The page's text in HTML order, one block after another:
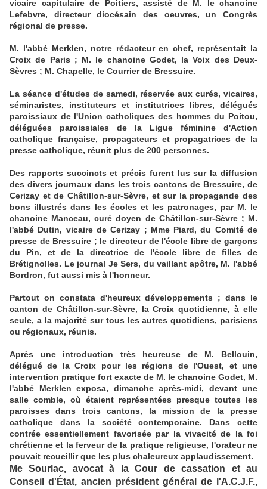
vicaire capitulaire de Poitiers, assisté de M. le chanoine
Lefebvre, directeur diocésain des oeuvres, un Congrès
régional de presse.
M. l'abbé Merklen, notre rédacteur en chef, représentait la
Croix de Paris ; M. le chanoine Godet, la Voix des Deux-
Sèvres ; M. Chapelle, le Courrier de Bressuire.
La séance d'études de samedi, réservée aux curés, vicaires,
séminaristes, instituteurs et institutrices libres, délégués
paroissiaux de l'Union catholiques des hommes du Poitou,
déléguées paroissiales de la Ligue féminine d'Action
catholique française, propagateurs et propagatrices de la
presse catholique, réunit plus de 200 personnes.
Des rapports succincts et précis furent lus sur la diffusion
des divers journaux dans les trois cantons de Bressuire, de
Cerizay et de Châtillon-sur-Sèvre, et sur la propagande des
bons illustrés dans les écoles et les patronages, par M. le
chanoine Manceau, curé doyen de Châtillon-sur-Sèvre ; M.
l'abbé Dutin, vicaire de Cerizay ; Mme Piard, du Comité de
presse de Bressuire ; le directeur de l'école libre de garçons
du Pin, et de la directrice de l'école libre de filles de
Brétignolles. Le journal Je Sers, du vaillant apôtre, M. l'abbé
Bordron, fut aussi mis à l'honneur.
Partout on constata d'heureux développements ; dans le
canton de Châtillon-sur-Sèvre, la Croix quotidienne, à elle
seule, a la majorité sur tous les autres quotidiens, parisiens
ou régionaux, réunis.
Après une introduction très heureuse de M. Bellouin,
délégué de la Croix pour les régions de l'Ouest, et une
intervention pratique fort exacte de M. le chanoine Godet, M.
l'abbé Merklen exposa, dimanche après-midi, devant une
salle comble, où étaient représentées presque toutes les
paroisses dans trois cantons, la mission de la presse
catholique dans la société contemporaine. Dans cette
contrée essentiellement favorisée par la vivacité de la foi
chrétienne et la ferveur de la pratique religieuse, l'orateur ne
pouvait recueillir que les plus chaleureux applaudissement.
Me Sourlac, avocat à la Cour de cassation et au
Conseil d'État, ancien président général de l'A.C.J.F.,